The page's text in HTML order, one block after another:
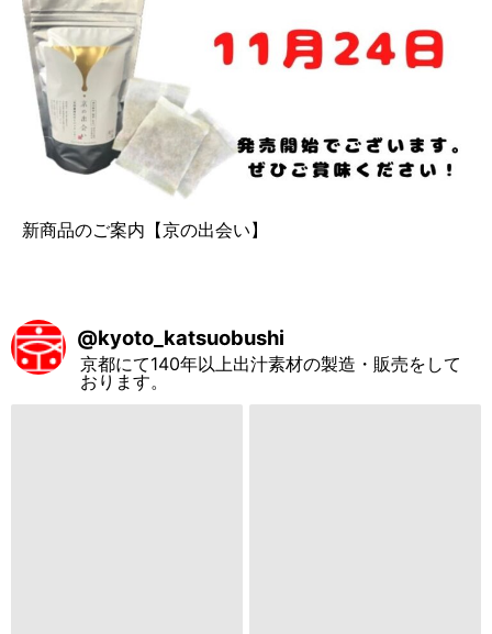
新商品のご案内【京の出会い】
@kyoto_katsuobushi
京都にて140年以上出汁素材の製造・販売をして
おります。